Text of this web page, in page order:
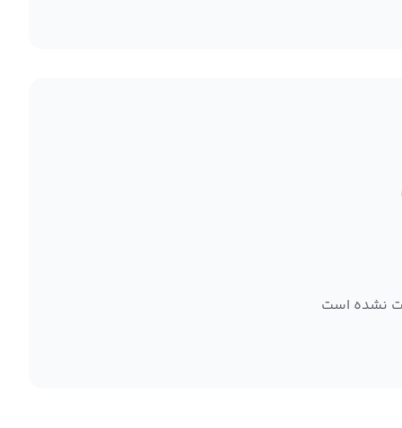
نشده است